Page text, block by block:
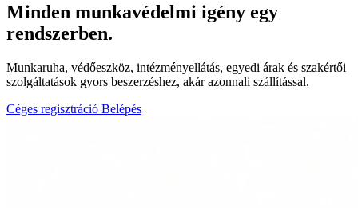
Minden munkavédelmi igény egy
rendszerben.
Munkaruha, védőeszköz, intézményellátás, egyedi árak és szakértői
szolgáltatások gyors beszerzéshez, akár azonnali szállítással.
Céges regisztráció Belépés